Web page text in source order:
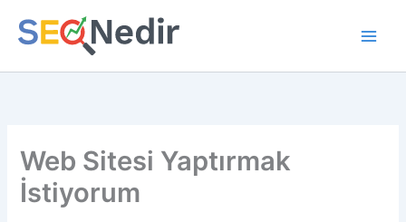
atla
Web Sitesi Yaptırmak
İstiyorum